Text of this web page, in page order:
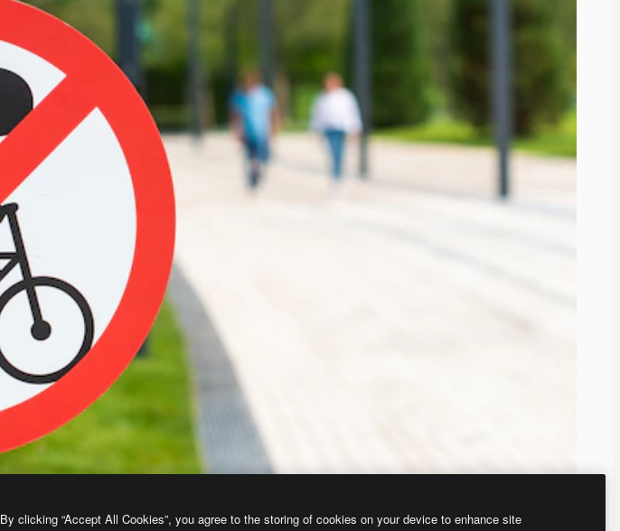
By clicking “Accept All Cookies”, you agree to the storing of cookies on your device to enhance site